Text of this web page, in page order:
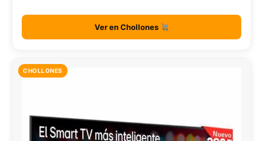
Ver en Chollones
CHOLLONES